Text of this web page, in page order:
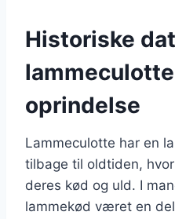
Historiske
oprindelse
Lammeculotte har en
tilbage til oldtiden,
deres kød og uld. I
lammekød været en